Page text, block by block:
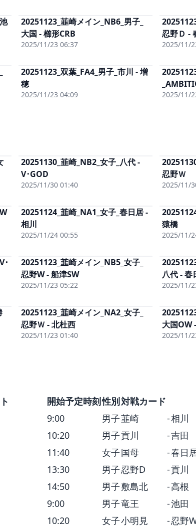
単体視聴(有料)
20251123_韮崎メイン_NB6_男子_
大国 - 櫛形CRB
2025/11/23 06:37
忍野Ｄ -
2025/11/
単体視聴 (有料)
20251123_双葉_FA4_男子_市川 - 増
穂
2025/11/23 04:09 2025/11/
単体視聴 (有料)
20251130_韮崎_NB2_女子_八代 -
V･GOD
2025/11/30 01:40
忍野Ｗ
2025/11/
単体視聴 (有料)
20251124_韮崎_NA1_女子_春日居 -
相川
2025/11/24 00:55
猿橋
2025/11/
･
単体視聴(有料)
20251123_韮崎メイン_NB5_女子_
忍野W - 船津SW
2025/11/23 05:22
八代 - 春
2025/11/
単体視聴(有料)
20251123_韮崎メイン_NA2_女子_
忍野Ｗ - 北杜西
2025/11/23 01:40
大国OW
2025/11/
開始予定時刻性別対戦カード
9:00 男子韮崎 -相川
10:20 男子貢川 -吉田
11:40 女子国母 -春日
13:30 男子忍野D -貢川
14:50 男子敷島北 -高根
9:00 男子竜王 -池田
10:20 女子小明見 -忍野